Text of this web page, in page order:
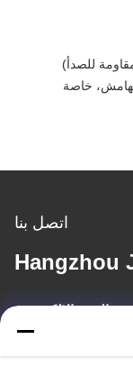
للصدأ)
خاصة
اتصل بنا
Hangzhou
البريد الإلكتروني